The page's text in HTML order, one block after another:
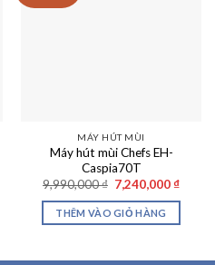
MÁY HÚT MÙI
Máy hút mùi Chefs EH-
Caspia70T
9,990,000₫ Giá
gốc
là:
9,990,000 ₫.
7,240,000 ₫Giá
THÊM VÀO GIỎ HÀNG